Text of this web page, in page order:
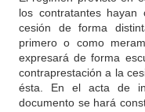
los contratantes hayan
cesión de forma
primero o como
expresará de forma
contraprestación a la
ésta. En el acta de
documento se hará